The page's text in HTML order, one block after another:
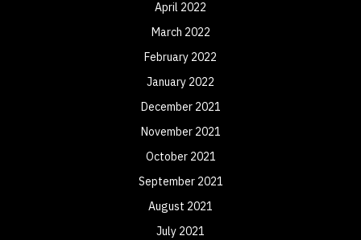
April 2022
March 2022
February 2022
January 2022
December 2021
November 2021
October 2021
September 2021
August 2021
July 2021